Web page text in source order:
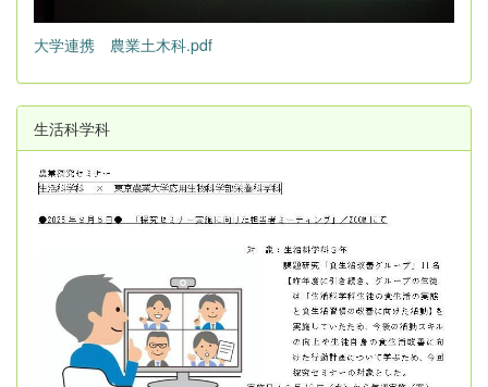
大学連携 農業土木科.pdf
生活科学科